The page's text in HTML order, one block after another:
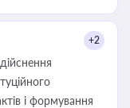
+2
і формування